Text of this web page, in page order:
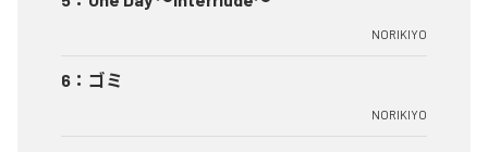
NORIKIYO
6 ： ゴミ
NORIKIYO